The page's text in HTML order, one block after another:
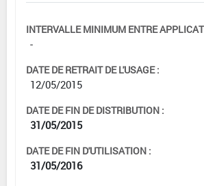
INTERVALLE MINIMUM ENTRE
-
DATE DE RETRAIT DE L'USAGE :
12/05/2015
DATE DE FIN DE DISTRIBUTION :
31/05/2015
DATE DE FIN D'UTILISATION :
31/05/2016